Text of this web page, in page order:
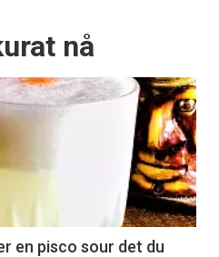
nå
en pisco sour det du